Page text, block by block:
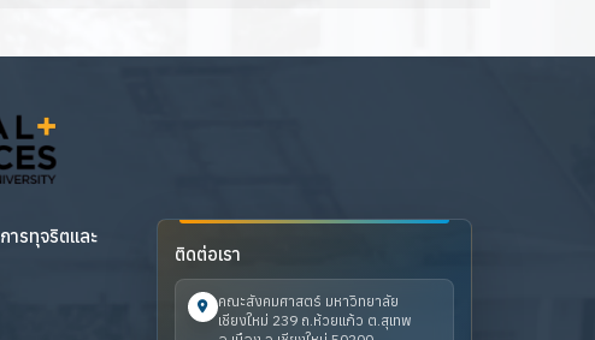
ารทุจริตและ
ติดต่อเรา
คณะสังคมศาสตร์ มหาวิทยาลัย
เชียงใหม่ 239 ถ.ห้วยแก้ว ต.สุเทพ